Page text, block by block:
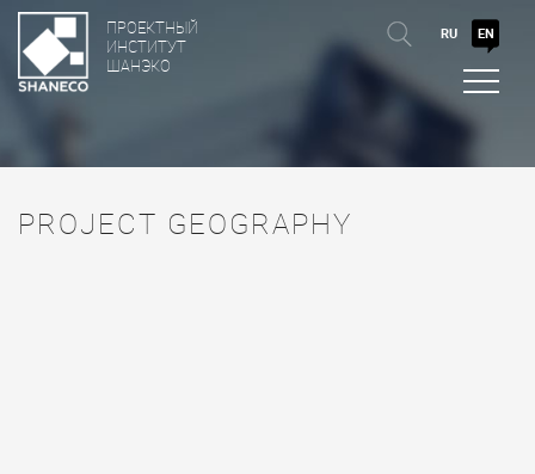
ПРОЕКТНЫЙ
ИНСТИТУТ
ШАНЭКО
RU EN
PROJECT GEOGRAPHY